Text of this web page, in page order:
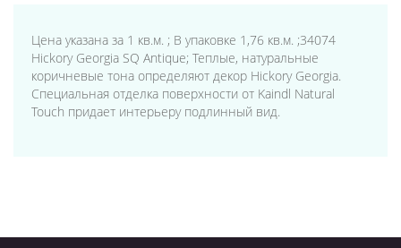
Цена указана за 1 кв.м. ; В упаковке 1,76 кв.м. ;34074
Hickory Georgia SQ Antique; Теплые, натуральные
коричневые тона определяют декор Hickory Georgia.
Специальная отделка поверхности от Kaindl Natural
Touch придает интерьеру подлинный вид.